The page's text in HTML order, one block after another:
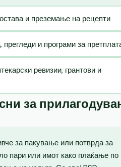
и преземање на рецепти
и програми за
ревизии, грантови и
за
за пакување или потврда за
пари или имот како плаќање по